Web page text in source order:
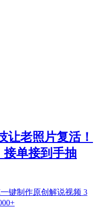
让老照片复活！
接单接到手抽